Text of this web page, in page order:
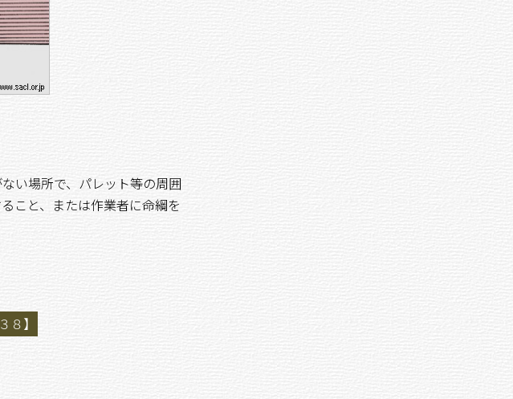
い場所で、パレット等の周囲
こと、または作業者に命綱を
８】